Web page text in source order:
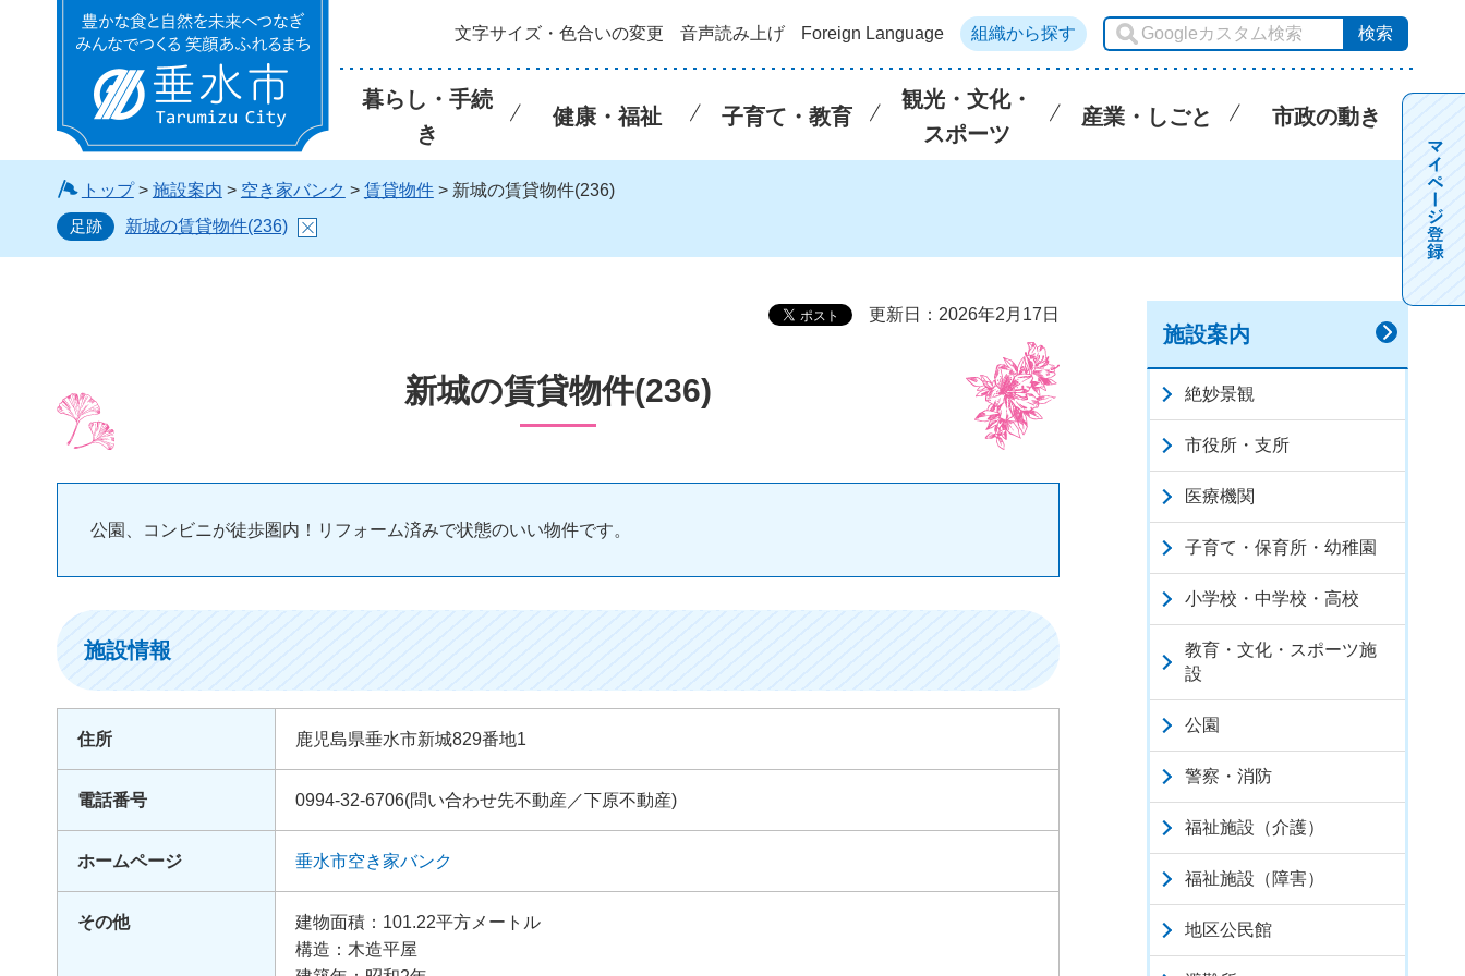
垂水市 文字サイズ・色合いの変更 音声読み上げ Foreign Language 組織から探す
暮らし・手続
き
健康・福祉 子育て・教育
観光・文化・
スポーツ
産業・しごと 市政の動き
トップ> 施設案内 > 空き家バンク > 賃貸物件> 新城の賃貸物件(236)
足跡
新城の賃貸物件(236)
更新日：2026年2月17日
新城の賃貸物件(236)
公園、コンビニが徒歩圏内！リフォーム済みで状態のいい物件です。
施設情報
住所 鹿児島県垂水市新城829番地1
電話番号 0994-32-6706(問い合わせ先不動産／下原不動産)
ホームページ 垂水市空き家バンク
その他
建物面積：101.22平方メートル
構造：木造平屋
施設案内
絶妙景観
市役所・支所
医療機関
子育て・保育所・幼稚園
小学校・中学校・高校
教育・文化・スポーツ施
設
公園
警察・消防
福祉施設（介護）
福祉施設（障害）
地区公民館